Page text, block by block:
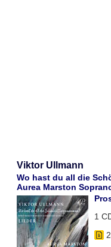
Viktor Ullmann
Wo hast du all die
Aurea Marston
1